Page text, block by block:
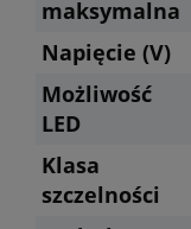
maksymalna
Napięcie (V)
Możliwość
LED
Klasa
szczelności